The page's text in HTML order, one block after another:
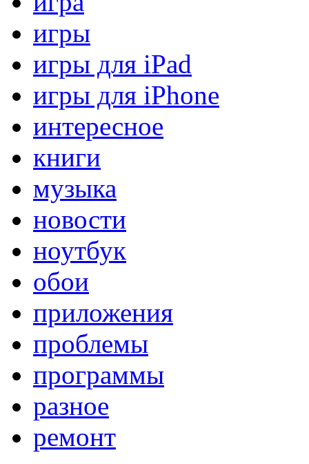
игры
игры для iPad
игры для iPhone
интересное
книги
музыка
новости
ноутбук
обои
приложения
проблемы
программы
разное
ремонт